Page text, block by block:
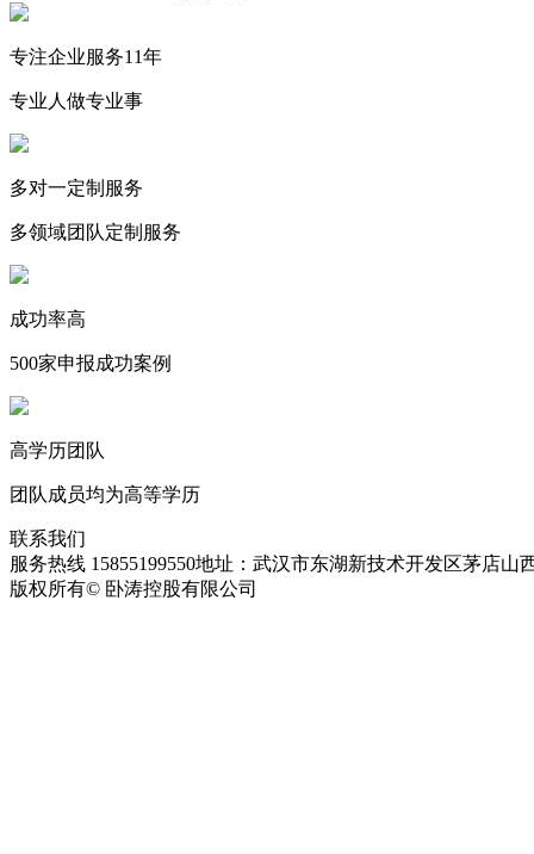
专注企业服务11年
专业人做专业事
多对一定制服务
多领域团队定制服务
成功率高
500家申报成功案例
高学历团队
团队成员均为高等学历
联系我们
服务热线 15855199550地址：武汉市东湖新技术开发区茅店山
版权所有© 卧涛控股有限公司